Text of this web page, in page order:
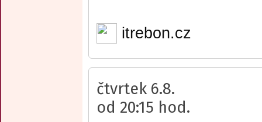
itrebon.cz
čtvrtek 6.8.
od 20:15 hod.